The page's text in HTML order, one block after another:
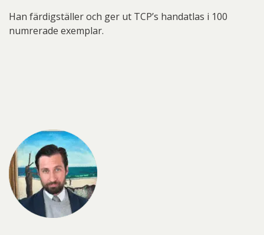
Han färdigställer och ger ut TCP’s handatlas i 100
numrerade exemplar.